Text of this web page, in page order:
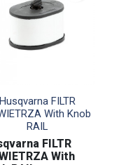
Szybki podgląd
Husqvarna FILTR
With Knob
RAIL
FILTR
With